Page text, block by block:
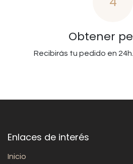
Obtener
Recibirás tu pedido en
Enlaces de interés
Inicio